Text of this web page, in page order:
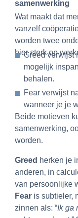
samenwerking
Wat maakt dat
vanzelf
worden twee
hier sterk op
Greed verwijst
mogelijk
behalen.
Fear verwijst
wanneer je je
Beide motieven
samenwerking,
worden.
Greed herken je
anderen, in
van persoonlijke
Fear is subtieler,
zinnen als: “Ik ga